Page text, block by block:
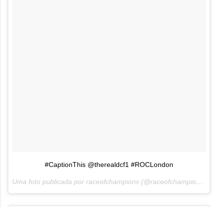
#CaptionThis @therealdcf1 #ROCLondon
Uma foto publicada por raceofchampions (@raceofchampions) em